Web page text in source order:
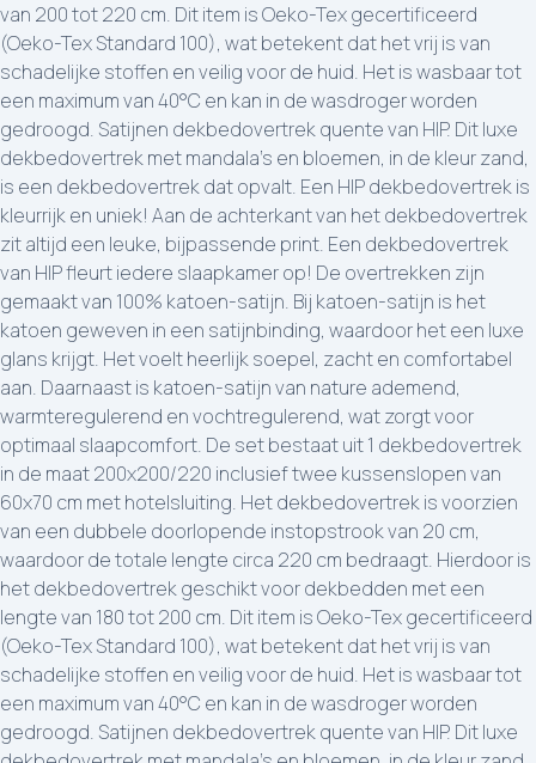
van 200 tot 220 cm. Dit item is Oeko-Tex gecertificeerd
(Oeko-Tex Standard 100), wat betekent dat het vrij is van
schadelijke stoffen en veilig voor de huid. Het is wasbaar tot
een maximum van 40°C en kan in de wasdroger worden
gedroogd. Satijnen dekbedovertrek quente van HIP. Dit luxe
dekbedovertrek met mandala’s en bloemen, in de kleur zand,
is een dekbedovertrek dat opvalt. Een HIP dekbedovertrek is
kleurrijk en uniek! Aan de achterkant van het dekbedovertrek
zit altijd een leuke, bijpassende print. Een dekbedovertrek
van HIP fleurt iedere slaapkamer op! De overtrekken zijn
gemaakt van 100% katoen-satijn. Bij katoen-satijn is het
katoen geweven in een satijnbinding, waardoor het een luxe
glans krijgt. Het voelt heerlijk soepel, zacht en comfortabel
aan. Daarnaast is katoen-satijn van nature ademend,
warmteregulerend en vochtregulerend, wat zorgt voor
optimaal slaapcomfort. De set bestaat uit 1 dekbedovertrek
in de maat 200x200/220 inclusief twee kussenslopen van
60x70 cm met hotelsluiting. Het dekbedovertrek is voorzien
van een dubbele doorlopende instopstrook van 20 cm,
waardoor de totale lengte circa 220 cm bedraagt. Hierdoor is
het dekbedovertrek geschikt voor dekbedden met een
lengte van 180 tot 200 cm. Dit item is Oeko-Tex gecertificeerd
(Oeko-Tex Standard 100), wat betekent dat het vrij is van
schadelijke stoffen en veilig voor de huid. Het is wasbaar tot
een maximum van 40°C en kan in de wasdroger worden
gedroogd. Satijnen dekbedovertrek quente van HIP. Dit luxe